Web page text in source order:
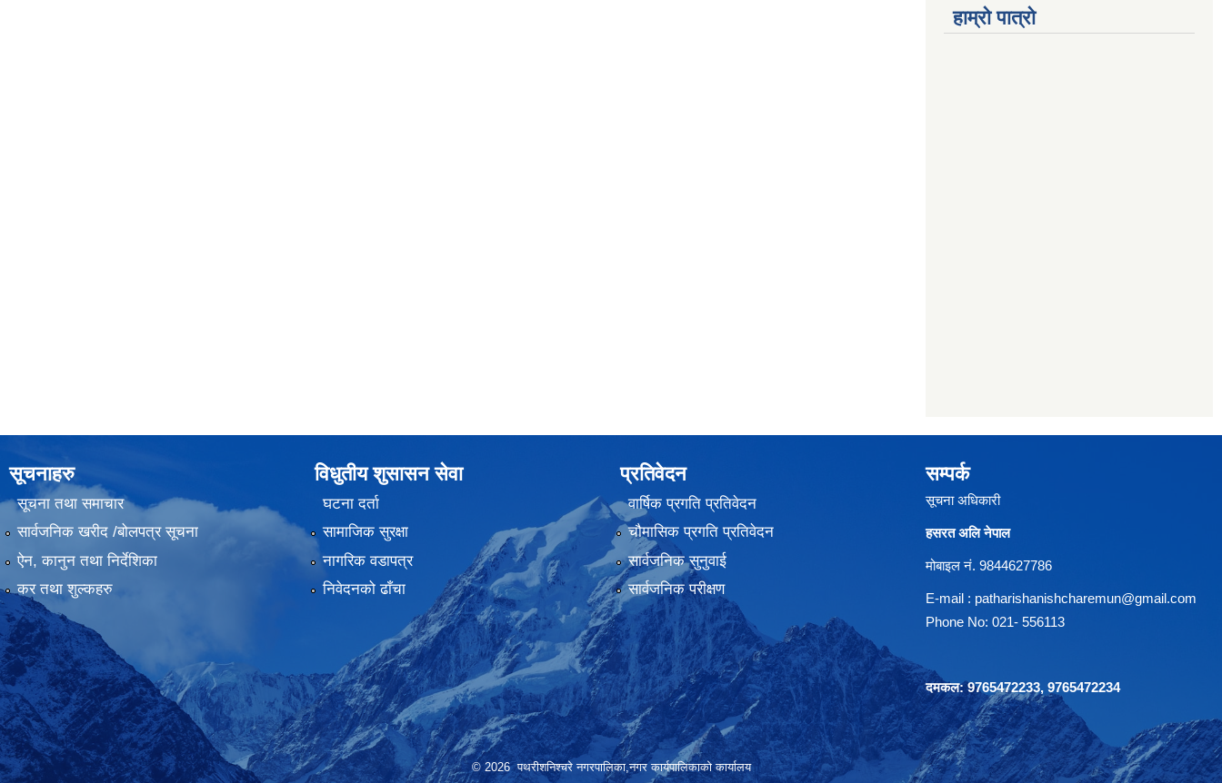
हाम्रो पात्रो
सूचनाहरु
सूचना तथा समाचार
सार्वजनिक खरीद /बोलपत्र सूचना
ऐन, कानुन तथा निर्देशिका
कर तथा शुल्कहरु
विधुतीय शुसासन सेवा
घटना दर्ता
सामाजिक सुरक्षा
नागरिक वडापत्र
निवेदनको ढाँचा
प्रतिवेदन
वार्षिक प्रगति प्रतिवेदन
चौमासिक प्रगति प्रतिवेदन
सार्वजनिक सुनुवाई
सार्वजनिक परीक्षण
सम्पर्क
सूचना अधिकारी
हसरत अलि नेपाल
मोबाइल नं. 9844627786
E-mail : patharishanishcharemun@gmail.com
Phone No: 021- 556113
दमकल: 9765472233, 9765472234
© 2026 पथरीशनिश्चरे नगरपालिका,नगर कार्यपालिकाको कार्यालय